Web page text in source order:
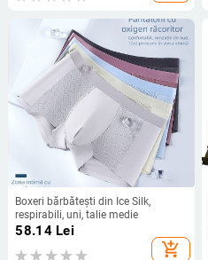
Boxeri bărbătești din Ice Silk,
respirabili, uni, talie medie
58.14Lei
add_shopping_cart